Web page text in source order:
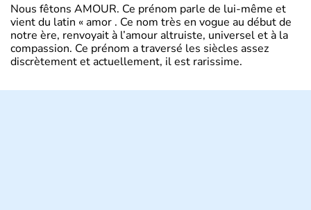
Nous fêtons AMOUR. Ce prénom parle de lui-même et
vient du latin « amor . Ce nom très en vogue au début de
notre ère, renvoyait à l’amour altruiste, universel et à la
compassion. Ce prénom a traversé les siècles assez
discrètement et actuellement, il est rarissime.